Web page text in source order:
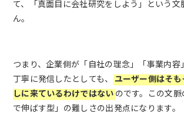
て、「真面目に会社研究をしよう」という文
ん。
つまり、企業側が「自社の理念」「事業内容
丁寧に発信したとしても、
ユーザー側はそ
しに来ているわけではない のです。この文
で伸ばす型」の難しさの出発点になります。